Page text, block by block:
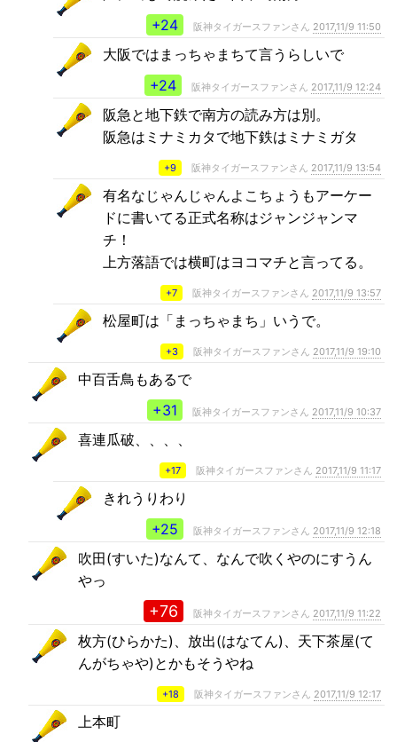
+24
阪神タイガースファンさん 2017,11/9 11:50
大阪ではまっちゃまちて言うらしいで
+24
阪神タイガースファンさん 2017,11/9 12:24
阪急と地下鉄で南方の読み方は別。
阪急はミナミカタで地下鉄はミナミガタ
+9 阪神タイガースファンさん 2017,11/9 13:54
有名なじゃんじゃんよこちょうもアーケー
ドに書いてる正式名称はジャンジャンマ
チ！
上方落語では横町はヨコマチと言ってる。
+7 阪神タイガースファンさん 2017,11/9 13:57
松屋町は「まっちゃまち」いうで。
+3 阪神タイガースファンさん 2017,11/9 19:10
中百舌鳥もあるで
+31
阪神タイガースファンさん 2017,11/9 10:37
喜連瓜破、、、、
+17 阪神タイガースファンさん 2017,11/9 11:17
きれうりわり
+25
阪神タイガースファンさん 2017,11/9 12:18
吹田(すいた)なんて、なんで吹くやのにすうん
やっ
+76 阪神タイガースファンさん 2017,11/9 11:22
枚方(ひらかた)、放出(はなてん)、天下茶屋(て
んがちゃや)とかもそうやね
+18 阪神タイガースファンさん 2017,11/9 12:17
上本町